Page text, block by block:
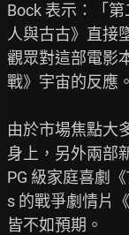
Bock 表示：「
人與古古》直接
觀眾對這部電影
戰》宇宙的反應
由於市場焦點大
身上，另外兩部
PG 級家庭喜劇
s 的戰爭劇情片
皆不如預期。